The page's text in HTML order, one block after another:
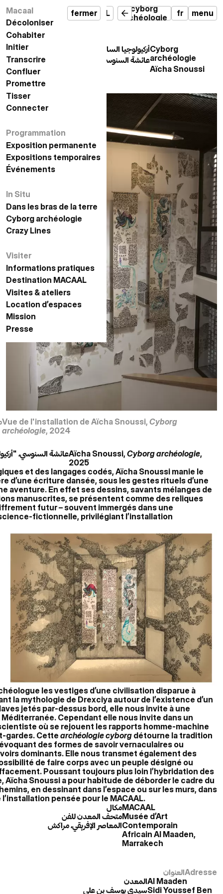
إغلاق
تفكيك الاستعمار
التعايش
التدوين
الاتصال
البرمجة
معرض دائم
المعارض المؤقتة
الأحداث
في أحضان الأرض
أركيولوجيا السايبورغ
الخطوط المجنونة
معلومات عملية
الوجهة مكال
زيارات وورش عمل
حجز الفضاءات
fermer
Macaal
Décoloniser
Cohabiter
Initier
Transcrire
Confluer
Promettre
Tisser
Connecter
Programmation
Exposition permanente
Expositions temporaires
Événements
In Situ
Dans les bras de la terre
Cyborg archéologie
Crazy Lines
Visiter
Informations pratiques
Destination MACAAL
Visites & ateliers
Location d’espaces
Mission
Presse
قائمة
السايبورغ
MACAAL
cyborg
archéologie
fr menu
أركيولوجيا السايبورغ
عائشة السنوسي
Cyborg
archéologie
Aïcha Snoussi
Vue de l'installation de Aïcha Snoussi, Cyborg
archéologie, 2024
عائشة السنوسي،Aïcha Snoussi, Cyborg archéologie,
2025
et des langages codés, Aïcha Snoussi manie le
d’une écriture dansée, sous les gestes rituels d’une
aventure. En effet ses dessins, savants mélanges de
manuscrites, se présentent comme des reliques
futur – souvent immergés dans une
fictionnelle, privilégiant l’installation
les vestiges d’une civilisation disparue à
la mythologie de Drexciya autour de l’existence d’un
jetés par-dessus bord, elle nous invite à une
Cependant elle nous invite dans un
où se rejouent les rapports homme-machine
gardes. Cette archéologie cyborg détourne la tradition
des formes de savoir vernaculaires ou
dominants. Elle nous transmet également des
de faire corps avec un peuple désigné ou
Poussant toujours plus loin l’hybridation des
Aïcha Snoussi a pour habitude de déborder le cadre du
en dessinant dans l’espace ou sur les murs, dans
pensée pour le MACAAL.
مكال
متحف المعدن للفن
المعاصر الإفريقي، مراكش
MACAAL
Musée d’Art
Contemporain
Africain Al Maaden,
Marrakech
العنوانAdresse
المعدن
سيدي يوسف بن علي
Al Maaden
Sidi Youssef Ben